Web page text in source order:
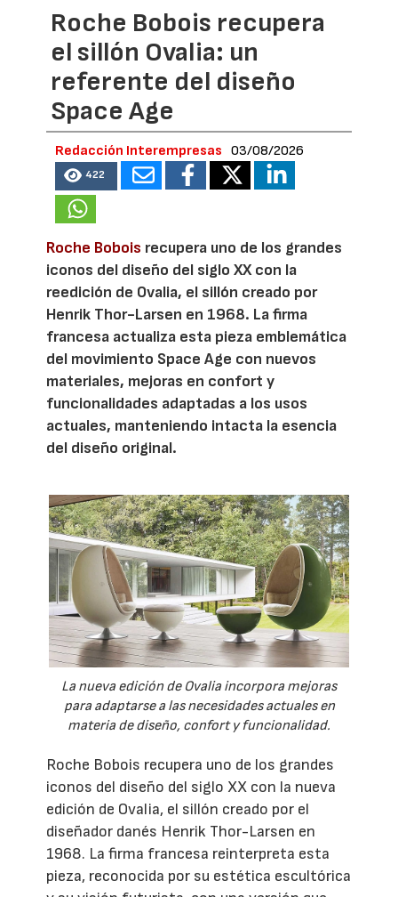
Roche Bobois recupera
el sillón Ovalia: un
referente del diseño
Space Age
Redacción Interempresas 03/08/2026
422
Roche Bobois recupera uno de los grandes
iconos del diseño del siglo XX con la
reedición de Ovalia, el sillón creado por
Henrik Thor-Larsen en 1968. La firma
francesa actualiza esta pieza emblemática
del movimiento Space Age con nuevos
materiales, mejoras en confort y
funcionalidades adaptadas a los usos
actuales, manteniendo intacta la esencia
del diseño original.
La nueva edición de Ovalia incorpora mejoras
para adaptarse a las necesidades actuales en
materia de diseño, confort y funcionalidad.
Roche Bobois recupera uno de los grandes
iconos del diseño del siglo XX con la nueva
edición de Ovalia, el sillón creado por el
diseñador danés Henrik Thor-Larsen en
1968. La firma francesa reinterpreta esta
pieza, reconocida por su estética escultórica